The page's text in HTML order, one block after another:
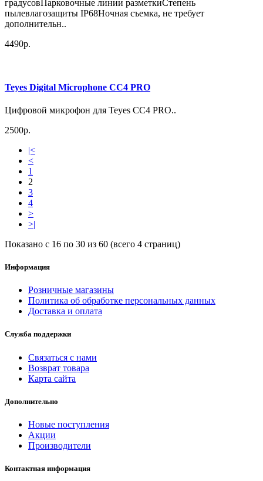
градусовПарковочные линии разметкиСтепень
пылевлагозащиты IP68Ночная съемка, не требует
дополнительн..
4490р.
Teyes Digital Microphone CC4 PRO
Цифровой микрофон для Teyes CC4 PRO..
2500р.
|<
<
1
2
3
4
>
>|
Показано с 16 по 30 из 60 (всего 4 страниц)
Информация
Розничные магазины
Политика об обработке персональных данных
Доставка и оплата
Служба поддержки
Связаться с нами
Возврат товара
Карта сайта
Дополнительно
Новые поступления
Акции
Производители
Контактная информация